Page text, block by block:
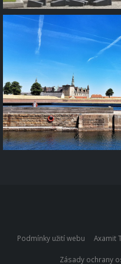
Podmínky užití webu Axamit
Zásady ochrany